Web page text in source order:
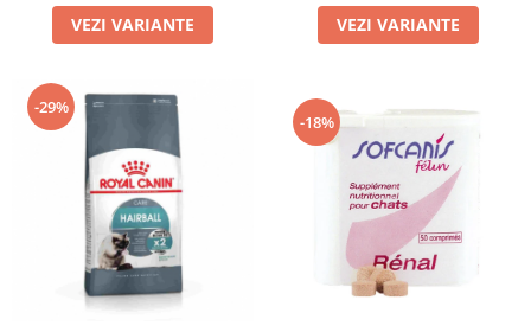
Suplimente vitamino minerale
reptile
Iazuri
Igiena Iazuri
Conditioner apa iaz
Hrana pesti iazuri
Teste apa iaz
Pompe iaz
VEZI VARIANTE VEZI VARIANTE
-29%
-18%